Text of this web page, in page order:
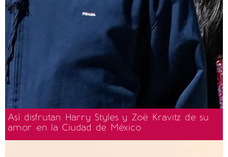
Así disfrutan Harry Styles y Zoë Kravitz de su
amor en la Ciudad de México